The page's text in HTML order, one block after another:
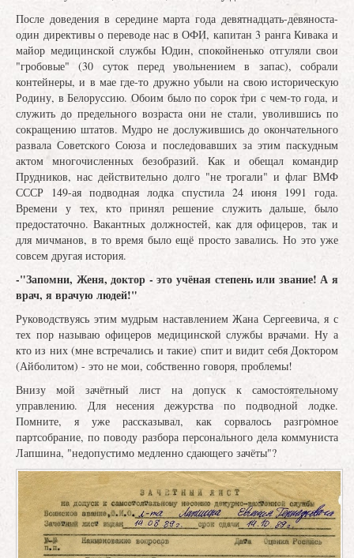
После доведения в середине марта года девятнадцать-девяноста-
один директивы о переводе нас в ОФИ, капитан 3 ранга Кивака и
майор медицинской службы Юдин, спокойненько отгуляли свои
"гробовые" (30 суток перед увольнением в запас), собрали
контейнеры, и в мае где-то дружно убыли на свою историческую
Родину, в Белоруссию. Обоим было по сорок три с чем-то года, и
служить до предельного возраста они не стали, уволившись по
сокращению штатов. Мудро не дослужившись до окончательного
развала Советского Союза и последовавших за этим паскудным
актом многочисленных безобразий. Как и обещал командир
Прудников, нас действительно долго "не трогали" и флаг ВМФ
СССР 149-ая подводная лодка спустила 24 июня 1991 года.
Времени у тех, кто принял решение служить дальше, было
предостаточно. Вакантных должностей, как для офицеров, так и
для мичманов, в то время было ещё просто завались. Но это уже
совсем другая история.
-"Запомни, Женя, доктор - это учёная степень или звание! А я
врач, я врачую людей!"
Руководствуясь этим мудрым наставлением Жана Сергеевича, я с
тех пор называю офицеров медицинской службы врачами. Ну а
кто из них (мне встречались и такие) спит и видит себя Доктором
(Айболитом) - это не мои, собственно говоря, проблемы!
Внизу мой зачётный лист на допуск к самостоятельному
управлению. Для несения дежурства по подводной лодке.
Помните, я уже рассказывал, как сорвалось разгромное
партсобрание, по поводу разбора персонального дела коммуниста
Лапшина, "недопустимо медленно сдающего зачёты"?